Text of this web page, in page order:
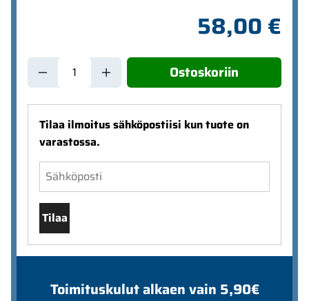
58,00 €
Ostoskoriin
Tilaa ilmoitus sähköpostiisi kun tuote on
varastossa.
Tilaa
Toimituskulut alkaen vain 5,90€